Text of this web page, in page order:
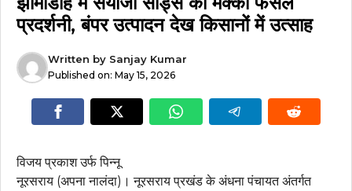
प्रदर्शनी, बंपर उत्पादन देख किसानों में उत्साह
Written by Sanjay Kumar
Published on: May 15, 2026
विजय प्रकाश उर्फ पिन्नू
नूरसराय (अपना नालंदा)। नूरसराय प्रखंड के अंधना पंचायत अंतर्गत